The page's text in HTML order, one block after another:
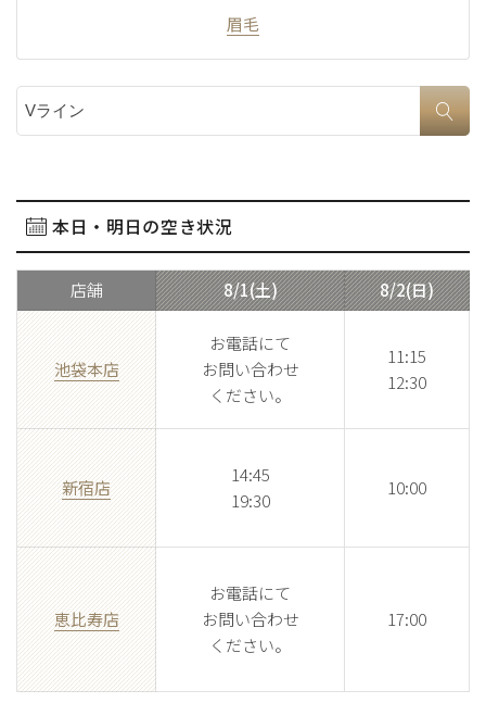
眉毛
本日・明日の空き状況
店舗 8/1(土) 8/2(日)
池袋本店
お電話にて
お問い合わせ
ください。
11:15
12:30
新宿店
14:45
19:30
10:00
恵比寿店
お電話にて
お問い合わせ
ください。
17:00